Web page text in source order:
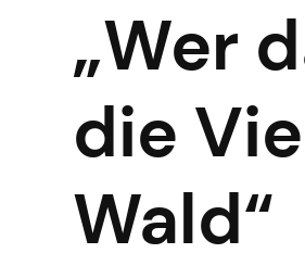
„Wer
die
Wald“